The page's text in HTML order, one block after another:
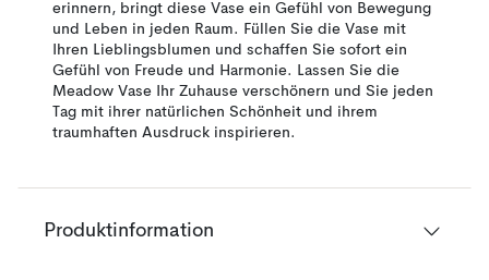
erinnern, bringt diese Vase ein Gefühl von Bewegung
und Leben in jeden Raum. Füllen Sie die Vase mit
Ihren Lieblingsblumen und schaffen Sie sofort ein
Gefühl von Freude und Harmonie. Lassen Sie die
Meadow Vase Ihr Zuhause verschönern und Sie jeden
Tag mit ihrer natürlichen Schönheit und ihrem
traumhaften Ausdruck inspirieren.
Produktinformation